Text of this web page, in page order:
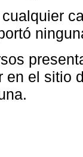
en el sitio